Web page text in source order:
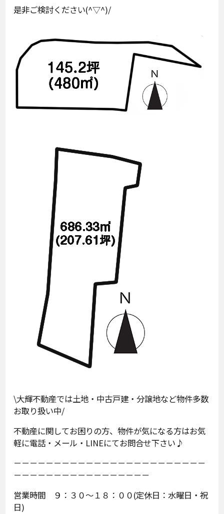
是非ご検討ください(^▽^)/
\大輝不動産では土地・中古戸建・分譲地など物件多数
お取り扱い中/
不動産に関してお困りの方、物件が気になる方はお気
軽に電話・メール・LINEにてお問合せ下さい♪
－－－－－－－－－－－－－－－－－－－－－－－－
－－－－－－－－－－－－－－－－－
営業時間 ９：３０～１８：００(定休日：水曜日・祝
日)